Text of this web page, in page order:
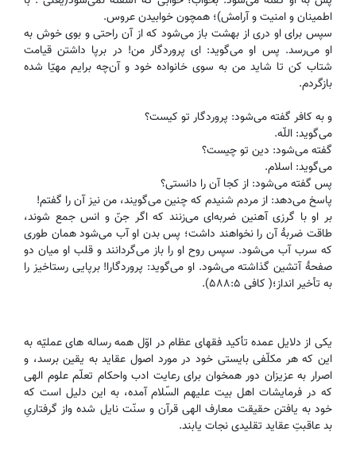
اطمینان و امنیت و آرامش)؛ همچون خوابيدن عروس.
سپس براى او درى از بهشت باز مى‌شود كه از آن راحتی و بوى خوش به
او مى‌رسد. پس او مى‌گويد: اى پروردگار من! در برپا داشتن قيامت
شتاب كن تا شايد من به سوى خانواده خود و آن‌چه برايم مهيّا شده
بازگردم.
و به كافر گفته مى‌شود: پروردگار تو كيست‌؟
مى‌گويد: اللّه.
گفته مى‌شود: دين تو چيست‌؟
مى‌گويد: اسلام.
پس گفته مى‌شود: از كجا آن را دانستى‌؟
پاسخ مى‌دهد: از مردم شنيدم كه چنين مى‌گويند، من نيز آن را گفتم!
بر او با گرزى آهنين ضربه‌اى مى‌زنند كه اگر جنّ و انس جمع شوند،
طاقت ضربۀ آن را نخواهند داشت؛ پس بدن او آب مى‌شود همان طورى
كه سرب آب مى‌شود. سپس روح او را باز مى‌گردانند و قلب او ميان دو
صفحۀ آتشين گذاشته مى‌شود. او مى‌گويد: پروردگارا! برپايى رستاخيز را
به تأخير انداز؛( کافی ۵۸۸:۵).
یکی از دلایل عمده تأکید فقهای عظام در اوّل همه رساله های عملیّه به
این که هر مکلّفی بایستی خود در مورد اصول عقاید به یقین برسد، و
اصرار به عزیزان دور همخوان برای رعایت ادب واحکام تعلّم علوم الهی
که در فرمایشات اهل بیت علیهم السّلام آمده، به این دلیل است که
خود به یافتن حقیقت معارف الهی قرآن و سنّت نایل شده واز گرفتاریِ
بد عاقبتِ عقاید تقلیدی نجات یابند.